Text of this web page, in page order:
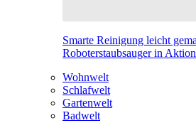
Smarte Reinigung leicht
Roboterstaubsauger in Aktion
Wohnwelt
Schlafwelt
Gartenwelt
Badwelt